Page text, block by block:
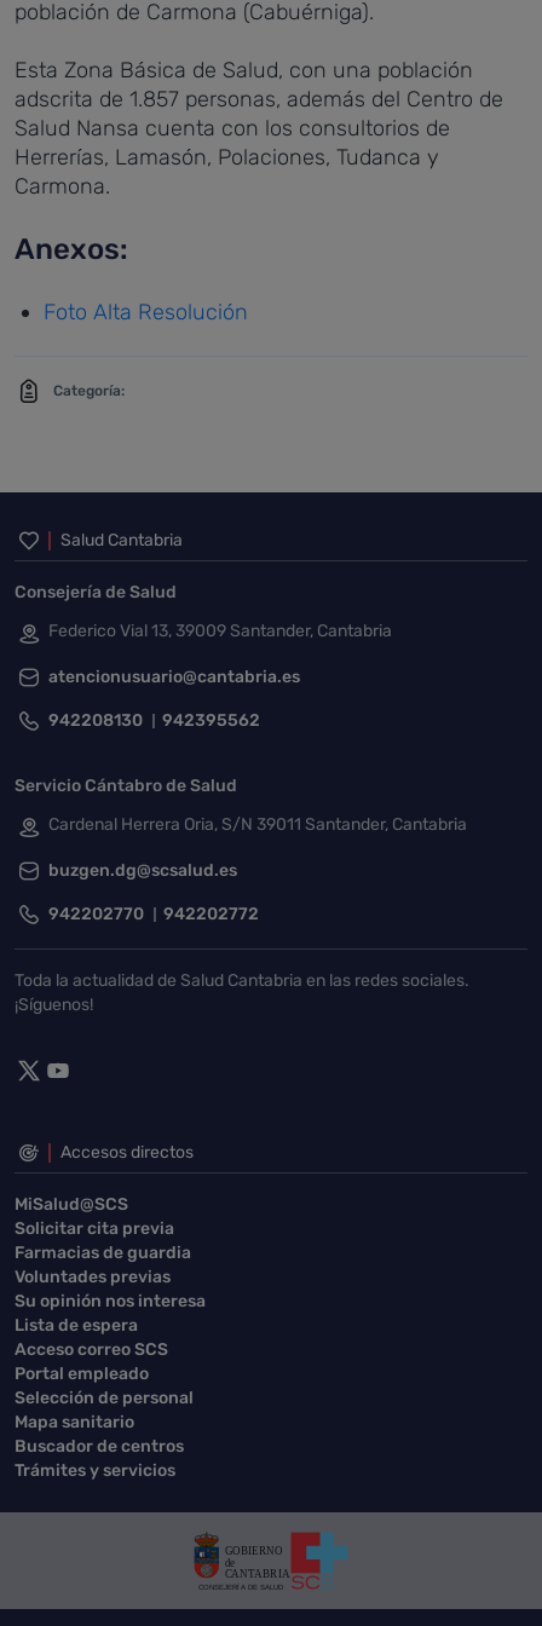
población de Carmona (Cabuérniga).
Esta Zona Básica de Salud, con una población
adscrita de 1.857 personas, además del Centro de
Salud Nansa cuenta con los consultorios de
Herrerías, Lamasón, Polaciones, Tudanca y
Carmona.
Anexos:
Foto Alta Resolución
Categoría:
Inicio del pie de página
Salud Cantabria
Consejería de Salud
Federico Vial 13, 39009 Santander, Cantabria
atencionusuario@cantabria.es
942208130 942395562
Servicio Cántabro de Salud
Cardenal Herrera Oria, S/N 39011 Santander, Cantabria
buzgen.dg@scsalud.es
942202770 942202772
Toda la actualidad de Salud Cantabria en las redes sociales.
¡Síguenos!
Accesos directos
MiSalud@SCS
Solicitar cita previa
Farmacias de guardia
Voluntades previas
Su opinión nos interesa
Lista de espera
Acceso correo SCS
Portal empleado
Selección de personal
Mapa sanitario
Buscador de centros
Trámites y servicios